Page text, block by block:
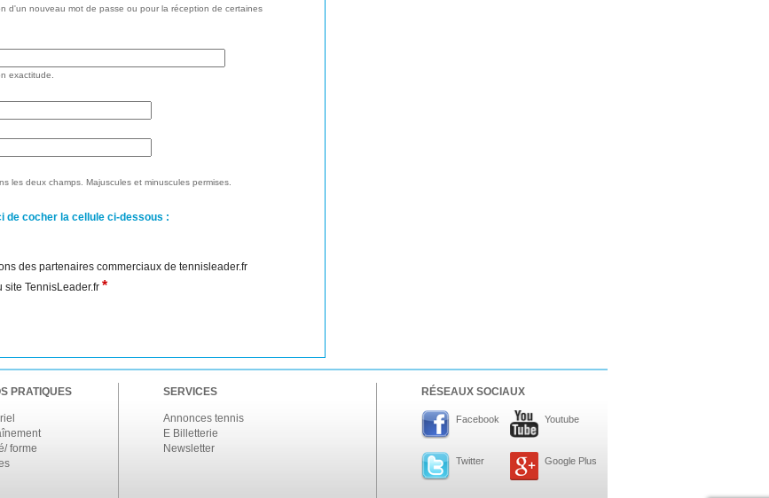
d'un nouveau mot de passe ou pour la réception de certaines
exactitude.
les deux champs. Majuscules et minuscules permises.
de cocher la cellule ci-dessous :
des partenaires commerciaux de tennisleader.fr
site TennisLeader.fr *
PRATIQUES
forme
SERVICES
Annonces tennis
E Billetterie
Newsletter
RÉSEAUX SOCIAUX
Facebook Youtube
Twitter Google Plus